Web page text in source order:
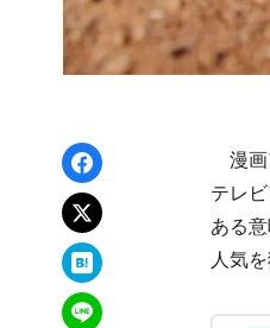
Facebookでシェア
xでポスト
はてなブックマー
LINEで送る
漫画
テレ
ある
人気